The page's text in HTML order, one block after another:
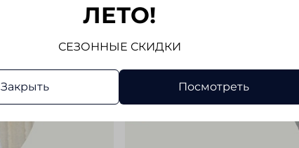
ЛЕТО!
СЕЗОННЫЕ СКИДКИ
Закрыть Посмотреть